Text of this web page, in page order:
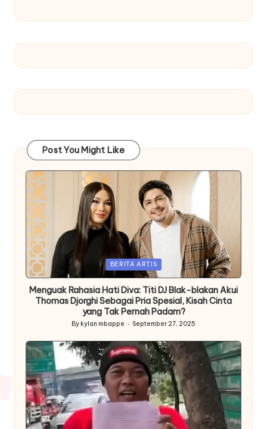
Post You Might Like
Posted
in
BERITA ARTIS
Menguak Rahasia Hati Diva: Titi DJ Blak-blakan Akui
Thomas Djorghi Sebagai Pria Spesial, Kisah Cinta
yang Tak Pernah Padam?
Posted
by
By kylan mbappe September 27, 2025